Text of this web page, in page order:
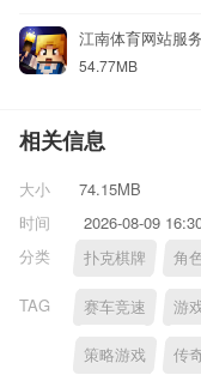
江南体育网站服
54.77MB
相关信息
大小
74.15MB
时间
2026-08-09
分类
扑克棋牌 角
TAG 赛车竞速 游
策略游戏 传